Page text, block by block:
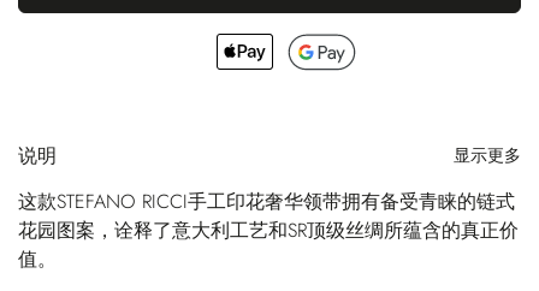
说明 显示更多
这款STEFANO RICCI手工印花奢华领带拥有备受青睐的链式
花园图案，诠释了意大利工艺和SR顶级丝绸所蕴含的真正价
值。